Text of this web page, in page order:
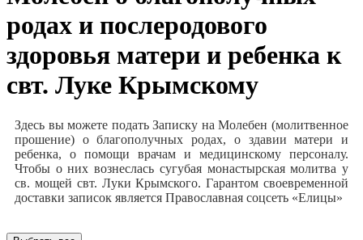
родах и послеродового
здоровья матери и ребенка к
свт. Луке Крымскому
Здесь вы можете подать Записку на Молебен (молитвенное
прошение) о благополучных родах, о здавии матери и
ребенка, о помощи врачам и медицинскому персоналу.
Чтобы о них вознеслась сугубая монастырская молитва у
св. мощей свт. Луки Крымского. Гарантом своевременной
доставки записок является Православная соцсеть «Елицы»